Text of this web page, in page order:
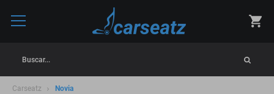
Buscar...
Carseatz Novia